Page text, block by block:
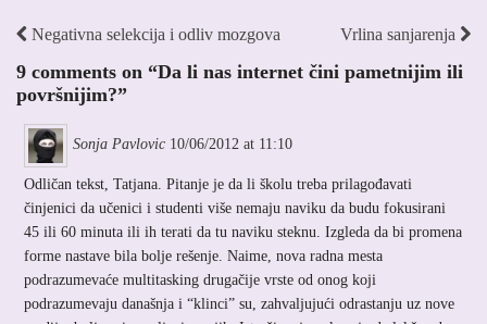
Negativna selekcija i odliv mozgova Vrlina sanjarenja
9 comments on “Da li nas internet čini pametnijim ili
površnijim?”
Sonja Pavlovic 10/06/2012 at 11:10
Odličan tekst, Tatjana. Pitanje je da li školu treba prilagođavati
činjenici da učenici i studenti više nemaju naviku da budu fokusirani
45 ili 60 minuta ili ih terati da tu naviku steknu. Izgleda da bi promena
forme nastave bila bolje rešenje. Naime, nova radna mesta
podrazumevaće multitasking drugačije vrste od onog koji
podrazumevaju današnja i “klinci” su, zahvaljujući odrastanju uz nove